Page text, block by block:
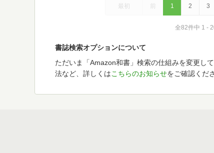
最初 前 1 2 3
全82件中 1 -
書誌検索オプションについて
ただいま「Amazon和書」検索の仕組みを変更し
法など、詳しくはこちらのお知らせをご確認くだ